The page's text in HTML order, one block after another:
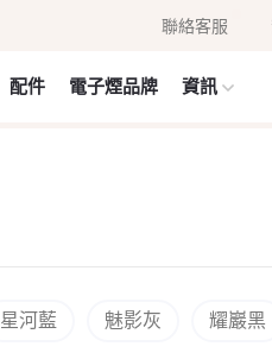
聯絡客服
配件 電子煙品牌 資訊
星河藍 魅影灰 耀巖黑